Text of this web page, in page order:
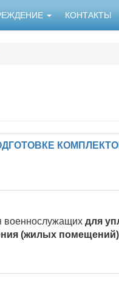
КОНТАКТЫ
военнослужащих для
(жилых